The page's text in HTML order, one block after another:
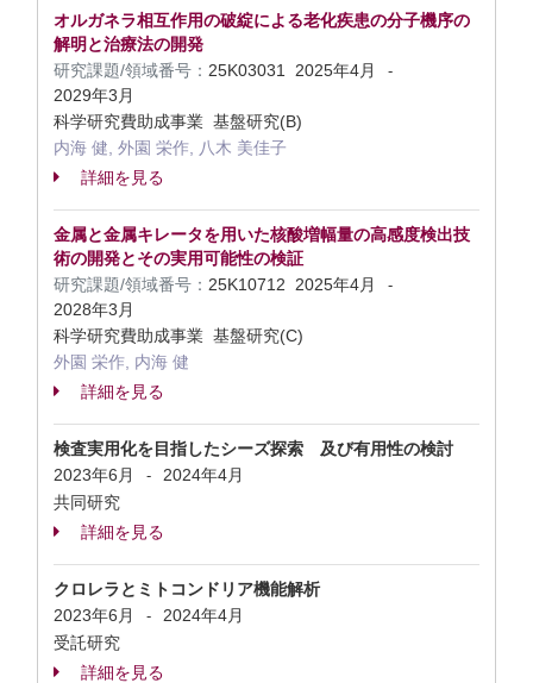
オルガネラ相互作用の破綻による老化疾患の分子機序の
解明と治療法の開発
研究課題/領域番号： 25K03031 2025年4月 -
2029年3月
科学研究費助成事業 基盤研究(B)
内海 健, 外園 栄作, 八木 美佳子
詳細を見る
金属と金属キレータを用いた核酸増幅量の高感度検出技
術の開発とその実用可能性の検証
研究課題/領域番号： 25K10712 2025年4月 -
2028年3月
科学研究費助成事業 基盤研究(C)
外園 栄作, 内海 健
詳細を見る
検査実用化を目指したシーズ探索 及び有用性の検討
2023年6月
-
2024年4月
共同研究
詳細を見る
クロレラとミトコンドリア機能解析
2023年6月
-
2024年4月
受託研究
詳細を見る